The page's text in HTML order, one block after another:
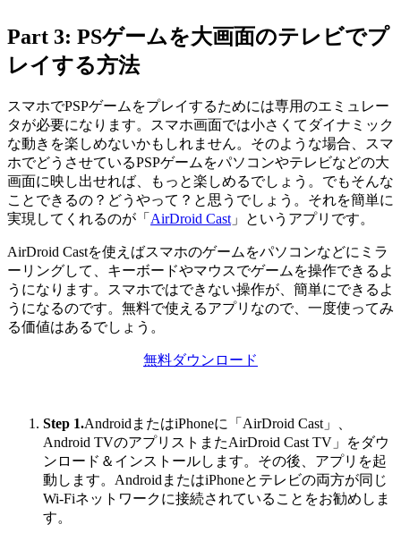
Part 3: PSゲームを大画面のテレビでプ
レイする方法
スマホでPSPゲームをプレイするためには専用のエミュレー
タが必要になります。スマホ画面では小さくてダイナミック
な動きを楽しめないかもしれません。そのような場合、スマ
ホでどうさせているPSPゲームをパソコンやテレビなどの大
画面に映し出せれば、もっと楽しめるでしょう。でもそんな
ことできるの？どうやって？と思うでしょう。それを簡単に
実現してくれるのが「 AirDroid Cast 」というアプリです。
AirDroid Castを使えばスマホのゲームをパソコンなどにミラ
ーリングして、キーボードやマウスでゲームを操作できるよ
うになります。スマホではできない操作が、簡単にできるよ
うになるのです。無料で使えるアプリなので、一度使ってみ
る価値はあるでしょう。
無料ダウンロード
Step 1.AndroidまたはiPhoneに「AirDroid Cast」、
Android TVのアプリストまたAirDroid Cast TV」をダウ
ンロード＆インストールします。その後、アプリを起
動します。AndroidまたはiPhoneとテレビの両方が同じ
Wi-Fiネットワークに接続されていることをお勧めしま
す。